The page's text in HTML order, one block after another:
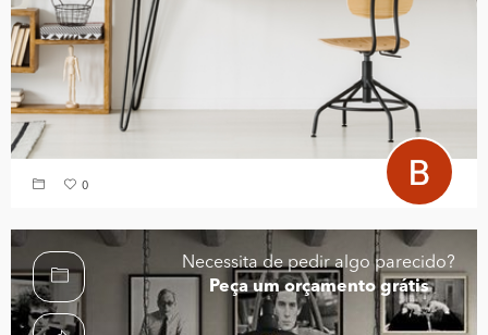
0
Necessita de pedir algo parecido?
Peça um orçamento grátis